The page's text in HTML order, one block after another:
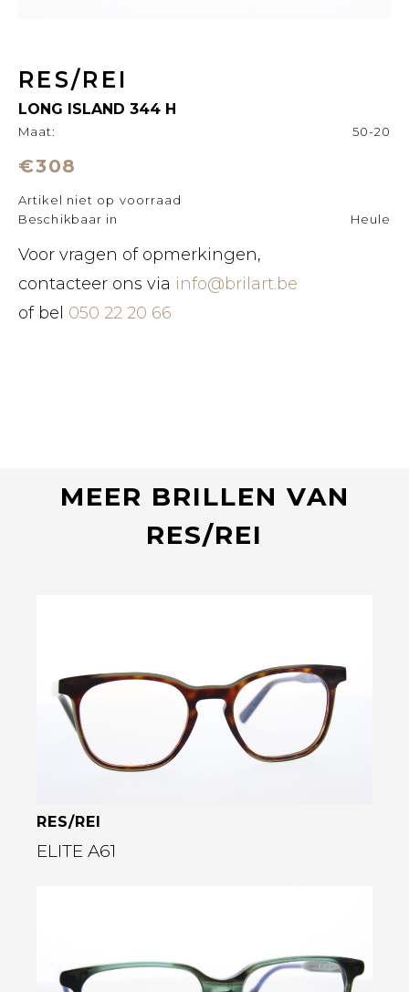
RES/REI
LONG ISLAND 344 H
Maat: 50-20
€308
Artikel niet op voorraad
Beschikbaar in
Heule
Voor vragen of opmerkingen,
contacteer ons via info@brilart.be
of bel 050 22 20 66
MEER BRILLEN VAN
RES/REI
RES/REI
ELITE A61